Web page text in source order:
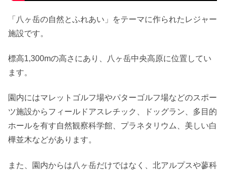
「八ヶ岳の自然とふれあい」をテーマに作られたレジャー
施設です。
標高1,300mの高さにあり、八ヶ岳中央高原に位置してい
ます。
園内にはマレットゴルフ場やパターゴルフ場などのスポー
ツ施設からフィールドアスレチック、ドッグラン、多目的
ホールを有す自然観察科学館、プラネタリウム、美しい白
樺並木などがあります。
また、園内からは八ヶ岳だけではなく、北アルプスや蓼科